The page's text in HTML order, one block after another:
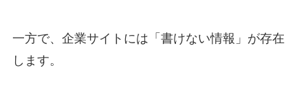
一方で、企業サイトには「書けない情報」が存在
します。